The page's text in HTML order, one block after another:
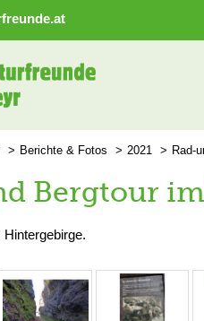
Berichte & Fotos 2021 Rad-
Bergtour